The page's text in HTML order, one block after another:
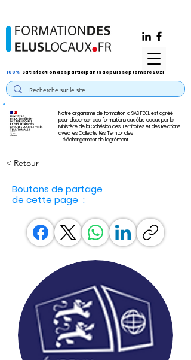
Notre organisme de formation la SAS FDEL est agréé
pour dispenser des formations aux élus locaux par le
Ministère de la Cohésion des Territoires et des Relations
avec les Collectivités Territoriales
Téléchargement de l'agrément
100% Satisfaction des participants depuis septembre 2021
< Retour
Boutons de partage
de cette page :